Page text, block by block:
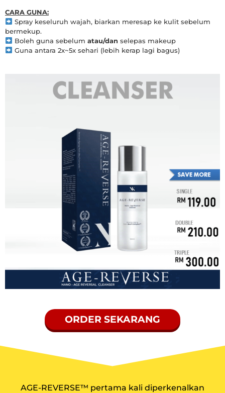
CARA GUNA:
Spray keseluruh wajah, biarkan meresap ke kulit sebelum
bermekup.
Boleh guna sebelum atau/dan selepas makeup
Guna antara 2x~5x sehari (lebih kerap lagi bagus)
ORDER SEKARANG
AGE-REVERSE™️ pertama kali diperkenalkan